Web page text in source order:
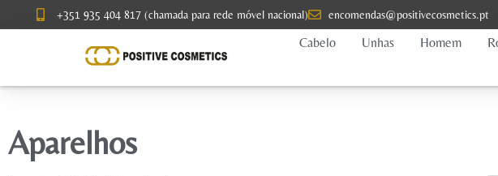
+351 935 404 817 (chamada para rede móvel nacional) encomendas@positivecosmetics.pt
Cabelo
Unhas Homem
Aparelhos